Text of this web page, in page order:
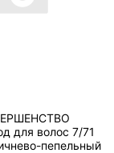
для волос 7/71
пепельный